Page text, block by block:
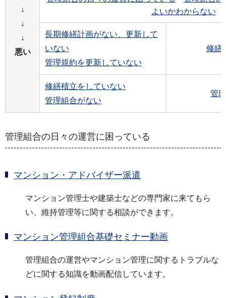
↓
↓
↓
悪い
よいかわからない
長期修繕計画がない、更新して
いない
管理規約を更新していない
修繕
修繕積立をしていない
管理組合がない
管
管理組合の日々の運営に困っている
マンション・アドバイザー派遣
マンション管理士や建築士などの専門家に来てもら
い、維持管理等に関する相談ができます。
マンション管理組合基礎セミナー動画
管理組合の運営やマンション管理に関するトラブルな
どに関する知識を動画配信しています。